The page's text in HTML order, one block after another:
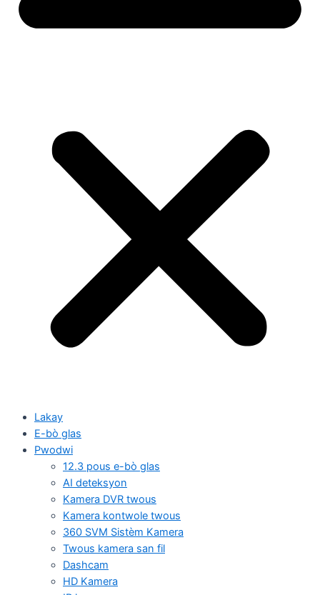
Lakay
E-bò glas
Pwodwi
12.3 pous e-bò glas
AI deteksyon
Kamera DVR twous
Kamera kontwole twous
360 SVM Sistèm Kamera
Twous kamera san fil
Dashcam
HD Kamera